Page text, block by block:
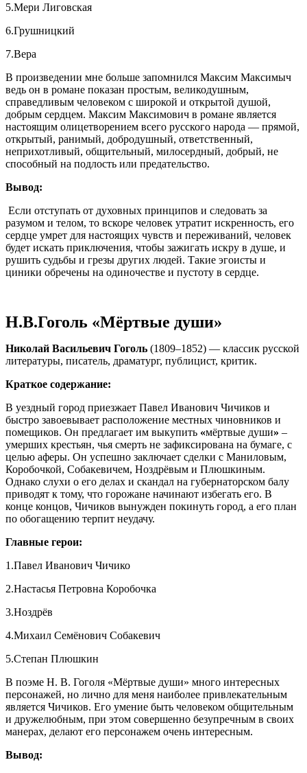
5.Мери Лиговская
6.Грушницкий
7.Вера
В произведении мне больше запомнился Максим Максимыч
ведь он в романе показан простым, великодушным,
справедливым человеком с широкой и открытой душой,
добрым сердцем. Максим Максимович в романе является
настоящим олицетворением всего русского народа — прямой,
открытый, ранимый, добродушный, ответственный,
неприхотливый, общительный, милосердный, добрый, не
способный на подлость или предательство.
Вывод:
Если отступать от духовных принципов и следовать за
разумом и телом, то вскоре человек утратит искренность, его
сердце умрет для настоящих чувств и переживаний, человек
будет искать приключения, чтобы зажигать искру в душе, и
рушить судьбы и грезы других людей. Такие эгоисты и
циники обречены на одиночестве и пустоту в сердце.
Н.В.Гоголь «Мёртвые души»
Николай Васильевич Гоголь (1809–1852) — классик русской
литературы, писатель, драматург, публицист, критик.
Краткое содержание:
В уездный город приезжает Павел Иванович Чичиков и
быстро завоевывает расположение местных чиновников и
помещиков. Он предлагает им выкупить «мёртвые души» –
умерших крестьян, чья смерть не зафиксирована на бумаге, с
целью аферы. Он успешно заключает сделки с Маниловым,
Коробочкой, Собакевичем, Ноздрёвым и Плюшкиным.
Однако слухи о его делах и скандал на губернаторском балу
приводят к тому, что горожане начинают избегать его. В
конце концов, Чичиков вынужден покинуть город, а его план
по обогащению терпит неудачу.
Главные герои:
1.Павел Иванович Чичико
2.Настасья Петровна Коробочка
3.Ноздрёв
4.Михаил Семёнович Собакевич
5.Степан Плюшкин
В поэме Н. В. Гоголя «Мёртвые души» много интересных
персонажей, но лично для меня наиболее привлекательным
является Чичиков. Его умение быть человеком общительным
и дружелюбным, при этом совершенно безупречным в своих
манерах, делают его персонажем очень интересным.
Вывод: